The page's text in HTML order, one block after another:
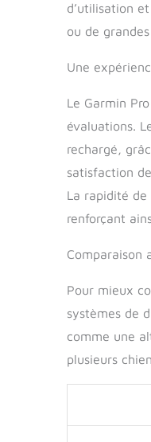
d’utilisation
ou de
Une
Le Garmin
évaluations.
rechargé,
satisfaction
La rapidité
renforçant
Comparaison
Pour mieux
systèmes de
comme une
plusieurs